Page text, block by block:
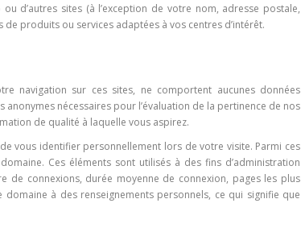
d’autres sites (à l’exception de votre nom, adresse postale,
produits ou services adaptées à vos centres d’intérêt.
navigation sur ces sites, ne comportent aucunes données
nécessaires pour l’évaluation de la pertinence de nos
de qualité à laquelle vous aspirez.
vous identifier personnellement lors de votre visite. Parmi ces
Ces éléments sont utilisés à des fins d’administration
de connexions, durée moyenne de connexion, pages les plus
à des renseignements personnels, ce qui signifie que